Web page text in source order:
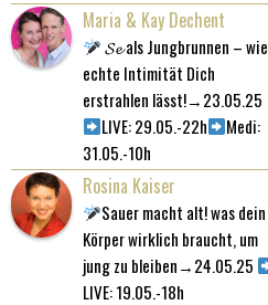
Maria & Kay Dechent
𝓢𝓮ӂ als Jungbrunnen – wie
echte Intimität Dich
erstrahlen lässt!→23.05.25
LIVE: 29.05.-22h
Medi:
31.05.-10h
Rosina Kaiser
Sauer macht alt! was dein
Körper wirklich braucht, um
jung zu bleiben→24.05.25
LIVE: 19.05.-18h